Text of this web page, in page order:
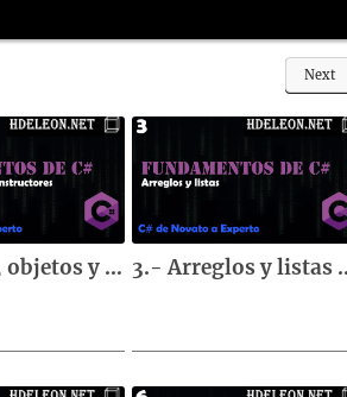
Next
2.- Clases, objetos y constructores | Curso de fundamentos de C# 3.- Arreglos y